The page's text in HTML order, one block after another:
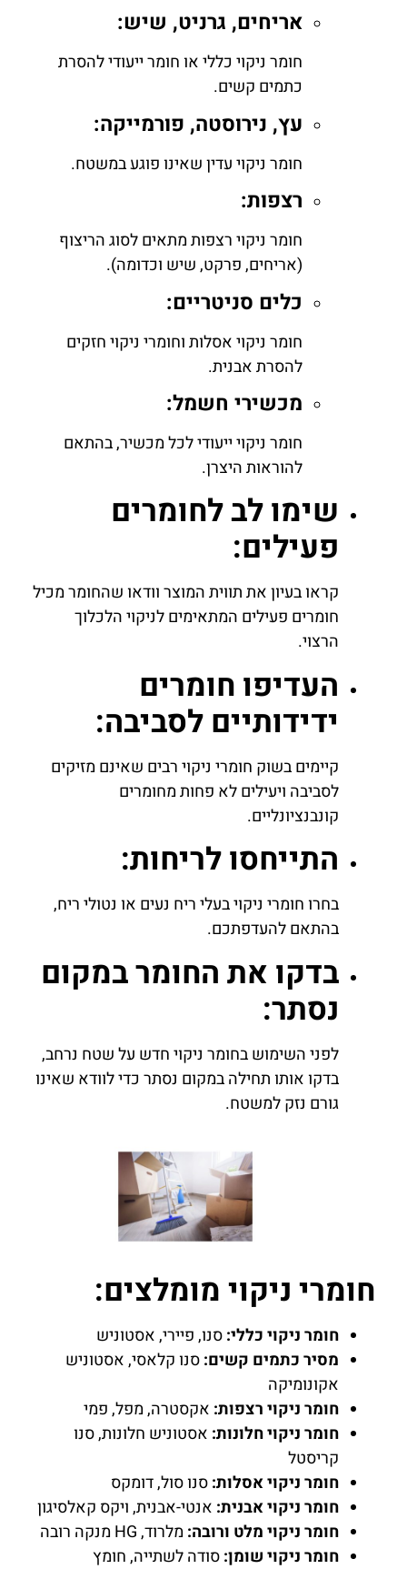
אריחים, גרניט, שיש:
חומר ניקוי כללי או חומר ייעודי להסרת
כתמים קשים.
עץ, נירוסטה, פורמייקה:
חומר ניקוי עדין שאינו פוגע במשטח.
רצפות:
חומר ניקוי רצפות מתאים לסוג הריצוף
(אריחים, פרקט, שיש וכדומה).
כלים סניטריים:
חומר ניקוי אסלות וחומרי ניקוי חזקים
להסרת אבנית.
מכשירי חשמל:
חומר ניקוי ייעודי לכל מכשיר, בהתאם
להוראות היצרן.
שימו לב לחומרים
פעילים:
קראו בעיון את תווית המוצר וודאו שהחומר מכיל
חומרים פעילים המתאימים לניקוי הלכלוך
הרצוי.
העדיפו חומרים
ידידותיים לסביבה:
קיימים בשוק חומרי ניקוי רבים שאינם מזיקים
לסביבה ויעילים לא פחות מחומרים
קונבנציונליים.
התייחסו לריחות:
בחרו חומרי ניקוי בעלי ריח נעים או נטולי ריח,
בהתאם להעדפתכם.
בדקו את החומר במקום
נסתר:
לפני השימוש בחומר ניקוי חדש על שטח נרחב,
בדקו אותו תחילה במקום נסתר כדי לוודא שאינו
גורם נזק למשטח.
חומרי ניקוי מומלצים:
חומר ניקוי כללי:סנו, פיירי, אסטוניש
מסיר כתמים קשים:סנו קלאסי, אסטוניש
אקונומיקה
חומר ניקוי רצפות: אקסטרה, מפל, פמי
חומר ניקוי חלונות: אסטוניש חלונות, סנו
קריסטל
חומר ניקוי אסלות:סנו סול, דומקס
חומר ניקוי אבנית: אנטי-אבנית, ויקס קאלסיגון
חומר ניקוי מלט ורובה: מלרוד, HG מנקה רובה
חומר ניקוי שומן:סודה לשתייה, חומץ